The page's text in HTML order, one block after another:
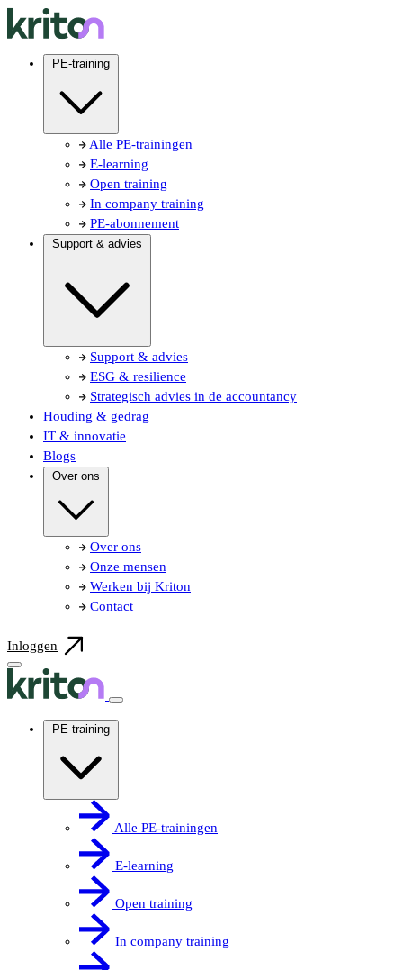
PE-training
Alle PE-trainingen
E-learning
Open training
In company training
PE-abonnement
Support & advies
Support & advies
ESG & resilience
Strategisch advies in de accountancy
Houding & gedrag
IT & innovatie
Blogs
Over ons
Over ons
Onze mensen
Werken bij Kriton
Contact
Inloggen
PE-training
Alle PE-trainingen
E-learning
Open training
In company training